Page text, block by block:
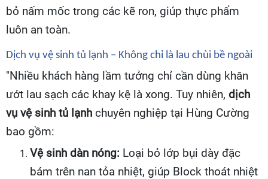
bỏ nấm mốc trong các kẽ ron, giúp thực phẩm
luôn an toàn.
Dịch vụ vệ sinh tủ lạnh – Không chỉ là lau chùi bề ngoài
"Nhiều khách hàng lầm tưởng chỉ cần dùng khăn
ướt lau sạch các khay kệ là xong. Tuy nhiên, dịch
vụ vệ sinh tủ lạnh chuyên nghiệp tại Hùng Cường
bao gồm:
Vệ sinh dàn nóng: Loại bỏ lớp bụi dày đặc
bám trên nan tỏa nhiệt, giúp Block thoát nhiệt